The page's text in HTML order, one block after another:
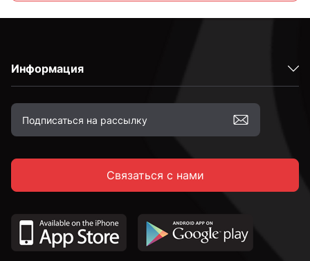
Высокопрочные
С полной резьбой
С неполной резьбой
DIN 912 с внутренним шестигранником и
цилиндрической головкой
Информация
Связаться с нами